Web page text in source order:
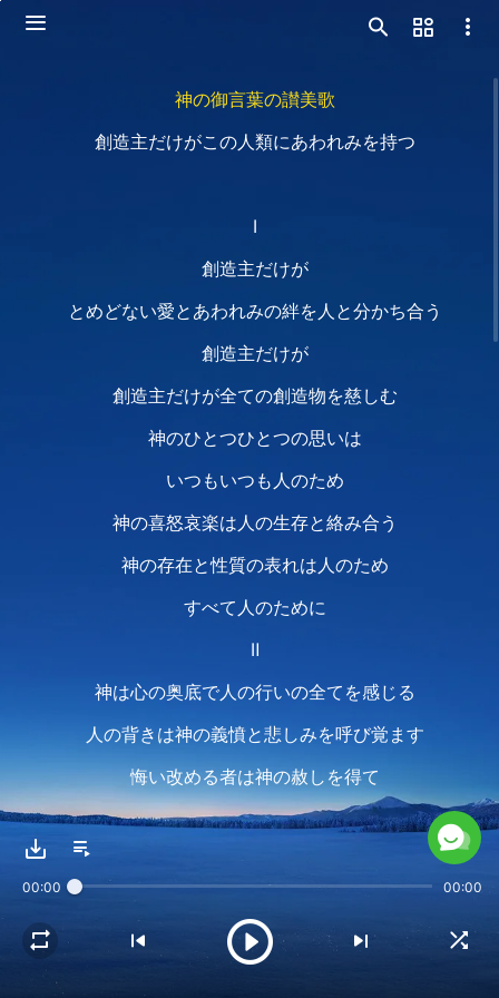
神の御言葉の讃美歌
創造主だけがこの人類にあわれみを持つ
Ⅰ
創造主だけが
とめどない愛とあわれみの絆を人と分かち合う
創造主だけが
創造主だけが全ての創造物を慈しむ
神のひとつひとつの思いは
いつもいつも人のため
神の喜怒哀楽は人の生存と絡み合う
神の存在と性質の表れは人のため
すべて人のために
Ⅱ
神は心の奥底で人の行いの全てを感じる
人の背きは神の義憤と悲しみを呼び覚ます
悔い改める者は神の赦しを得て
神を喜ばせる
いつもいつも人のため
00:00 00:00